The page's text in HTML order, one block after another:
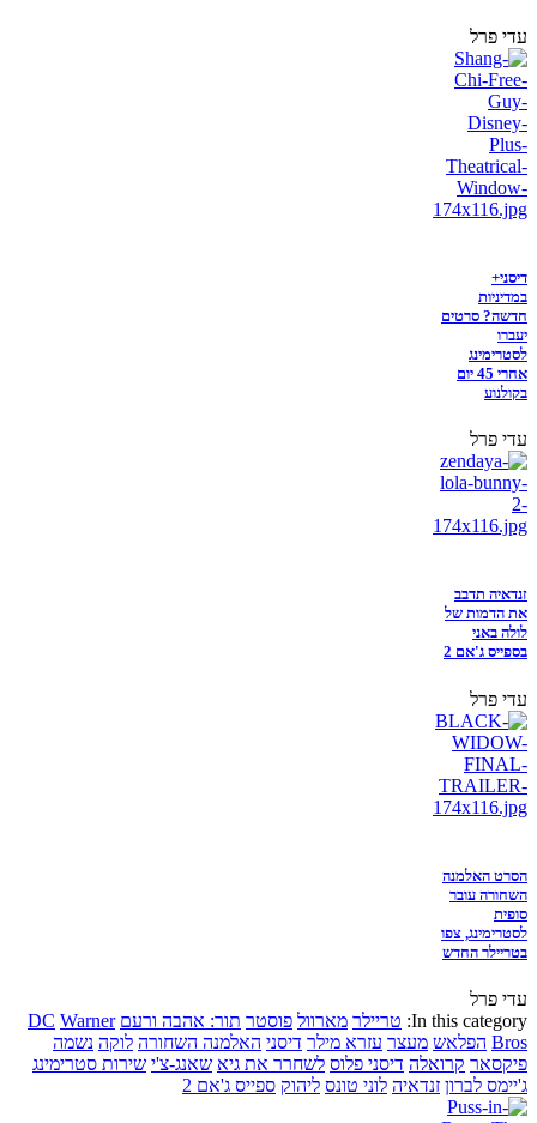
עדי פרל
דיסני+
במדיניות
חדשה? סרטים
יעברו
לסטרימינג
אחרי 45 יום
בקולנוע
עדי פרל
זנדאיה תדבב
את הדמות של
לולה באני
בספייס ג'אם 2
עדי פרל
הסרט האלמנה
השחורה עובר
סופית
לסטרימינג, צפו
בטריילר החדש
עדי פרל
In this category: טריילר מארוול פוסטר תור: אהבה ורעם DC Warner
Bros הפלאש מעצר עזרא מילר דיסני האלמנה השחורה לוקה נשמה
פיקסאר קרואלה דיסני פלוס לשחרר את גיא שאנג-צ'י שירות סטרימינג
ג'יימס לברון זנדאיה לוני טונס ליהוק ספייס ג'אם 2